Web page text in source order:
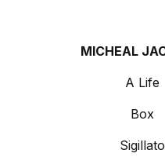
MICHEAL
A Life
Box
Sigillato